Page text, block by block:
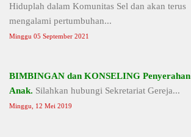
Hiduplah dalam Komunitas Sel dan akan terus
mengalami pertumbuhan...
Minggu 05 September 2021
BIMBINGAN dan KONSELING Penyerahan
Anak. Silahkan hubungi Sekretariat Gereja...
Minggu, 12 Mei 2019